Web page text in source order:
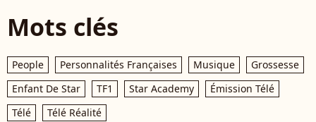
Mots clés
People Personnalités Françaises Musique
Grossesse
Enfant De Star
TF1 Star Academy
Émission Télé
Télé
Télé Réalité